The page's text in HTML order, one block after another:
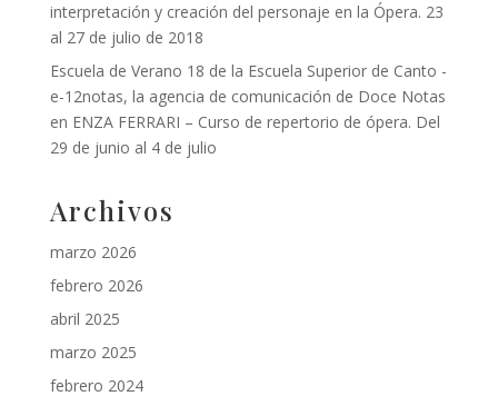
interpretación y creación del personaje en la Ópera. 23
al 27 de julio de 2018
Escuela de Verano 18 de la Escuela Superior de Canto -
e-12notas, la agencia de comunicación de Doce Notas
en ENZA FERRARI – Curso de repertorio de ópera. Del
29 de junio al 4 de julio
Archivos
marzo 2026
febrero 2026
abril 2025
marzo 2025
febrero 2024